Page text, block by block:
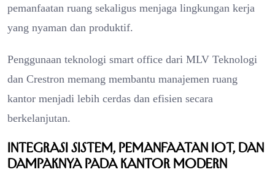
pemanfaatan ruang sekaligus menjaga lingkungan kerja
yang nyaman dan produktif.
Penggunaan teknologi smart office dari MLV Teknologi
dan Crestron memang membantu manajemen ruang
kantor menjadi lebih cerdas dan efisien secara
berkelanjutan.
Integrasi Sistem, Pemanfaatan IoT, dan
Dampaknya pada Kantor Modern